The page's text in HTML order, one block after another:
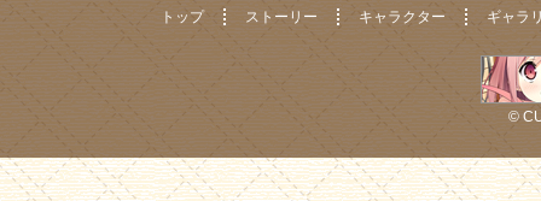
トップ ストーリー キャラクター ギャラ
©